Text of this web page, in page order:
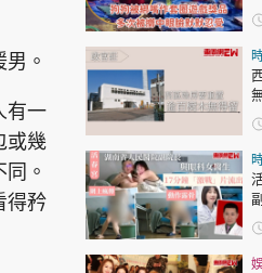
© 東周網 版權所有 . 不得轉載
。
有一
或幾
。
得矜